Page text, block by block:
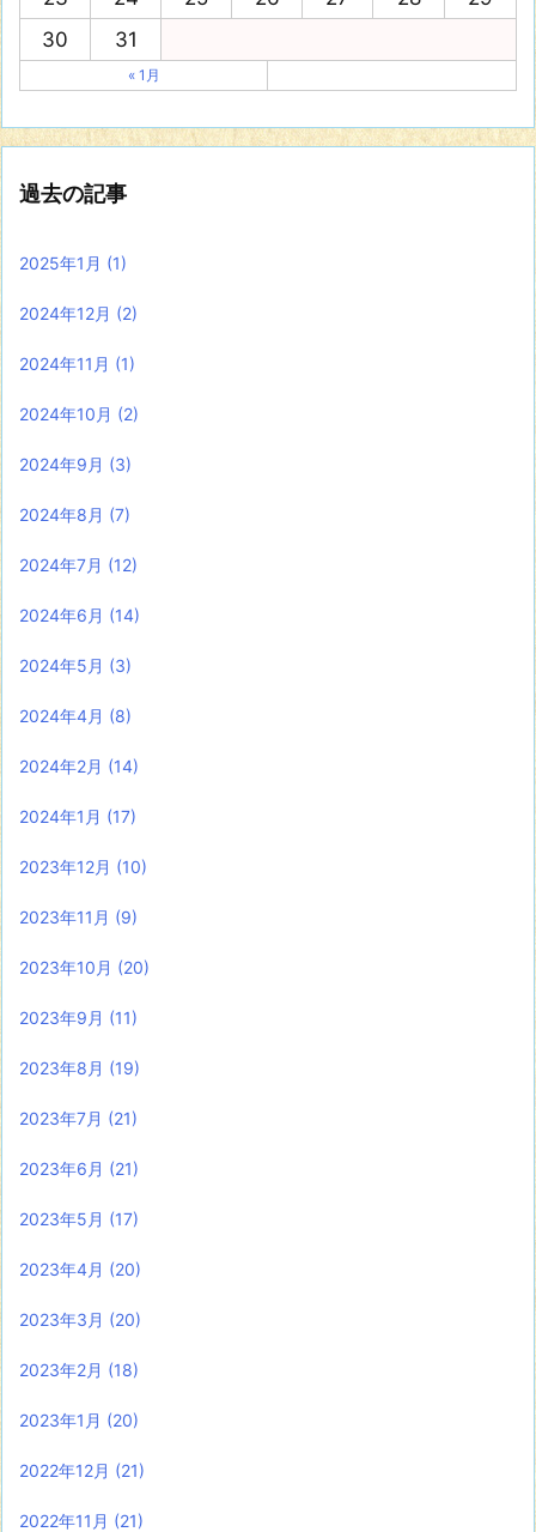
30
31
« 1月
過去の記事
2025年1月 (1)
2024年12月 (2)
2024年11月 (1)
2024年10月 (2)
2024年9月 (3)
2024年8月 (7)
2024年7月 (12)
2024年6月 (14)
2024年5月 (3)
2024年4月 (8)
2024年2月 (14)
2024年1月 (17)
2023年12月 (10)
2023年11月 (9)
2023年10月 (20)
2023年9月 (11)
2023年8月 (19)
2023年7月 (21)
2023年6月 (21)
2023年5月 (17)
2023年4月 (20)
2023年3月 (20)
2023年2月 (18)
2023年1月 (20)
2022年12月 (21)
2022年11月 (21)